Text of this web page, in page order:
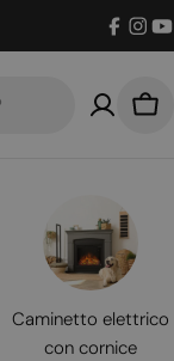
Caminetto elettrico
con cornice